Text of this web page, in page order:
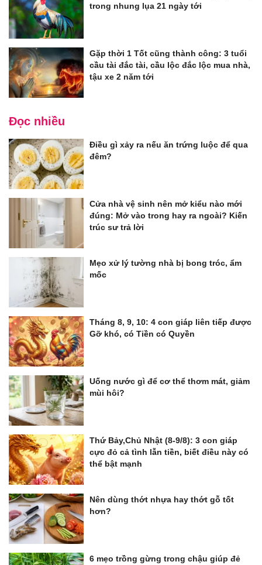
trong nhung lụa 21 ngày tới
Gặp thời 1 Tốt cũng thành công: 3 tuổi
cầu tài đắc tài, cầu lộc đắc lộc mua nhà,
tậu xe 2 năm tới
Đọc nhiều
Điều gì xảy ra nếu ăn trứng luộc để qua
đêm?
Cửa nhà vệ sinh nên mở kiểu nào mới
đúng: Mở vào trong hay ra ngoài? Kiến
trúc sư trả lời
Mẹo xử lý tường nhà bị bong tróc, ẩm
mốc
Tháng 8, 9, 10: 4 con giáp liên tiếp được
Gỡ khó, có Tiền có Quyền
Uống nước gì để cơ thể thơm mát, giảm
mùi hôi?
Thứ Bảy,Chủ Nhật (8-9/8): 3 con giáp
cực đỏ cả tình lẫn tiền, biết điều này có
thể bật mạnh
Nên dùng thớt nhựa hay thớt gỗ tốt
hơn?
6 mẹo trồng gừng trong chậu giúp đẻ